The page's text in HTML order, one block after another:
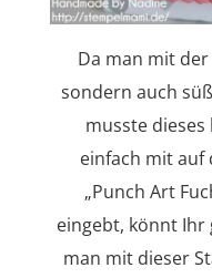
Da man mit
sondern auch
musste
einfach mit auf
„Punch Art
eingebt, könnt Ihr
man mit dieser